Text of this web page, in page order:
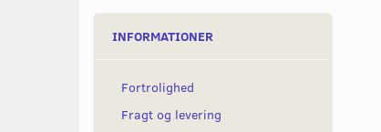
INFORMATIONER
Fortrolighed
Fragt og levering